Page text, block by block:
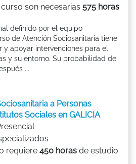
son necesarias 575 horas
definido por el equipo
de Atención Sociosanitaria tiene
apoyar intervenciones para el
y su entorno. Su probabilidad de
...
a Personas
Sociales en GALICIA
requiere 450 horas de estudio.